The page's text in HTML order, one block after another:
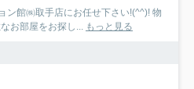
ン館㈱取手店にお任せ下さい!(^^)! 物
お部屋をお探し... もっと見る